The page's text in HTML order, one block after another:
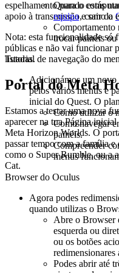
espelhamento para o
apoio à transmissão, como o
Nota: esta funcionalidade só
públicas e não vai funcionar
listadas.
Portal do Meta
Estamos a testar uma nova
aparecer na tua Página
Meta Horizon Worlds. O
passar tempo com a família e
como o Super Rumble, ou a
Cat.
Quando estás
equipae sair da
Comportamento
trocar painéis
Tutorial de navegação do
Adicionámos um novo
pelos vários menus e
inicial do Quest. O
Como utilizar o
Como navegar
painéis.
Compreender
menus
Browser do Oculus
Agora podes
quando utilizas o
Abre o Browser
esquerda ou
ou os botões
redimensionares
Podes abrir até